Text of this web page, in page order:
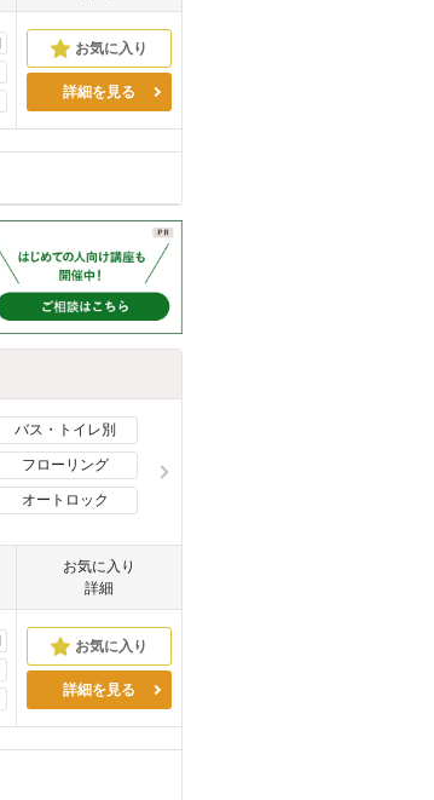
詳細を見る
バス・トイレ別
フローリング
オートロック
お気に入り
詳細
詳細を見る